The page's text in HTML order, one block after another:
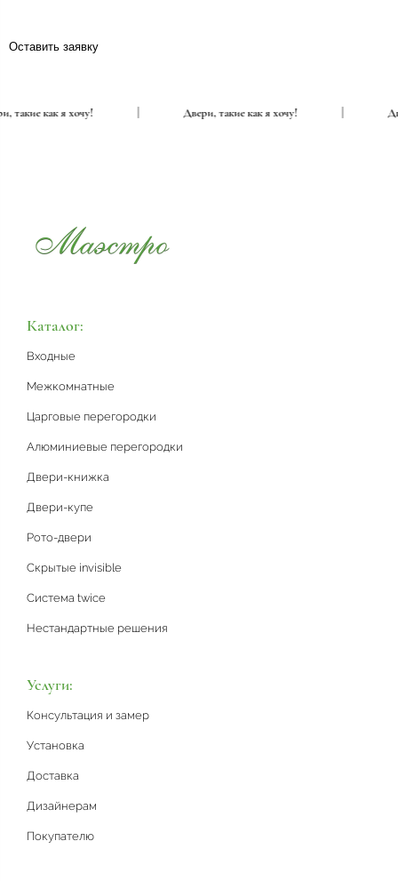
Оставить заявку
такие как я хочу! Двери, такие как я хочу!
Каталог:
Входные
Межкомнатные
Царговые перегородки
Алюминиевые перегородки
Двери-книжка
Двери-купе
Рото-двери
Скрытые invisible
Система twice
Нестандартные решения
Услуги:
Консультация и замер
Установка
Доставка
Дизайнерам
Покупателю